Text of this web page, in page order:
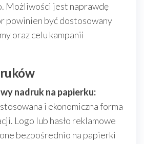
Możliwości jest naprawdę
powinien być dostosowany
oraz celu kampanii
nadruk na papierku:
i ekonomiczna forma
Logo lub hasło reklamowe
bezpośrednio na papierki